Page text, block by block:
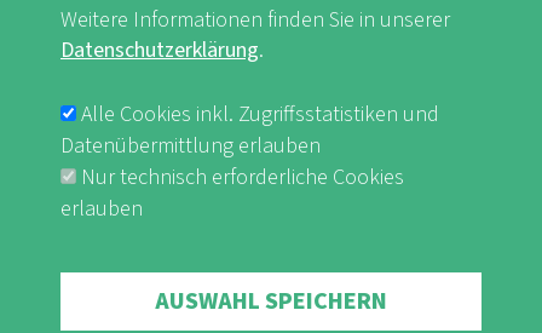
Impressum & Datenschutz
Weitere Informationen finden Sie in unserer
Datenschutzerklärung.
Alle Cookies inkl. Zugriffsstatistiken und
Datenübermittlung erlauben
Nur technisch erforderliche Cookies
erlauben
AUSWAHL SPEICHERN
Withdraw consent